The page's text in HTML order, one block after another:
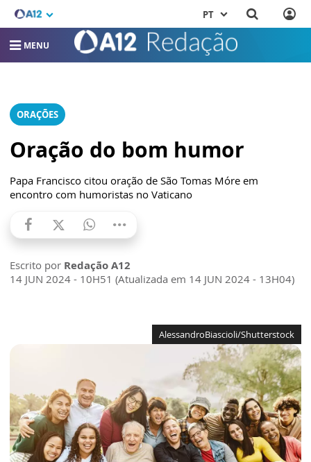
PT
MENU
ORAÇÕES
Oração do bom humor
Papa Francisco citou oração de São Tomas Móre em
encontro com humoristas no Vaticano
Escrito por Redação A12
14 JUN 2024 - 10H51 (Atualizada em 14 JUN 2024 - 13H04)
AlessandroBiascioli/Shutterstock